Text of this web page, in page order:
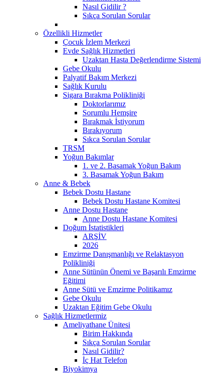
Nasıl Gidilir ?
Sıkça Sorulan Sorular
Özellikli Hizmetler
Çocuk İzlem Merkezi
Evde Sağlık Hizmetleri
Uzaktan Hasta Değerlendirme Sistemi
Gebe Okulu
Palyatif Bakım Merkezi
Sağlık Kurulu
Sigara Bırakma Polikliniği
Doktorlarımız
Sorumlu Hemşire
Bırakmak İstiyorum
Bırakıyorum
Sıkca Sorulan Sorular
TRSM
Yoğun Bakımlar
1. ve 2. Basamak Yoğun Bakım
3. Basamak Yoğun Bakım
Anne & Bebek
Bebek Dostu Hastane
Bebek Dostu Hastane Komitesi
Anne Dostu Hastane
Anne Dostu Hastane Komitesi
Doğum İstatistikleri
ARŞİV
2026
Emzirme Danışmanlığı ve Relaktasyon
Polikliniği
Anne Sütünün Önemi ve Başarılı Emzirme
Eğitimi
Anne Sütü ve Emzirme Politikamız
Gebe Okulu
Uzaktan Eğitim Gebe Okulu
Sağlık Hizmetlermiz
Ameliyathane Ünitesi
Birim Hakkında
Sıkça Sorulan Sorular
Nasıl Gidilir?
İç Hat Telefon
Biyokimya